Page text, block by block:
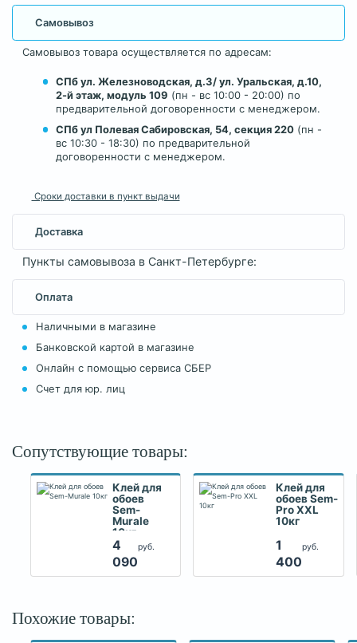
Самовывоз
Самовывоз товара осуществляется по адресам:
СПб ул. Железноводская, д.3/ ул. Уральская, д.10,
2-й этаж, модуль 109 (пн - вс 10:00 - 20:00) по
предварительной договоренности с менеджером.
СПб ул Полевая Сабировская, 54, секция 220 (пн -
вс 10:30 - 18:30) по предварительной
договоренности с менеджером.
Сроки доставки в пункт выдачи
Доставка
Пункты самовывоза в Санкт-Петербурге:
Оплата
Наличными в магазине
Банковской картой в магазине
Онлайн с помощью сервиса СБЕР
Счет для юр. лиц
Сопутствующие товары:
Клей для
обоев
Sem-
Murale
10кг
4
090
руб.
Клей для
обоев Sem-
Pro XXL
10кг
1
400
руб.
Похожие товары: